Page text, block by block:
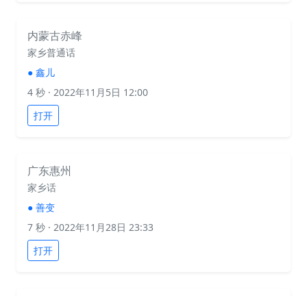
内蒙古赤峰
家乡普通话
● 鑫儿
4 秒 · 2022年11月5日 12:00
打开
广东惠州
家乡话
● 善变
7 秒 · 2022年11月28日 23:33
打开